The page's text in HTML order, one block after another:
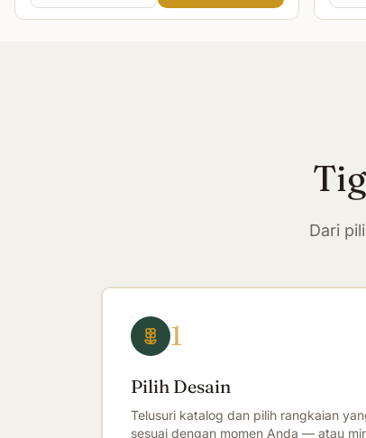
Dari
1
Pilih Desain
Telusuri katalog dan pilih rangkaian
sesuai dengan momen Anda — atau